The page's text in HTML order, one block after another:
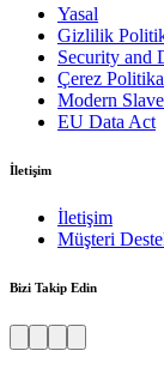
Yasal
Gizlilik
Security and
Çerez
Modern
EU Data Act
İletişim
İletişim
Müşteri
Bizi Takip Edin